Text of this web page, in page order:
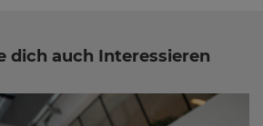
dich auch Interessieren